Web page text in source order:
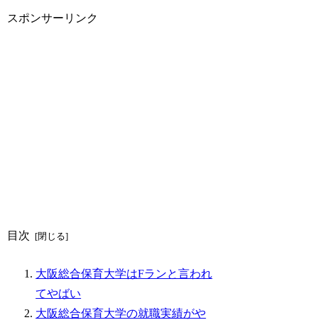
スポンサーリンク
目次
大阪総合保育大学はFランと言われ
てやばい
大阪総合保育大学の就職実績がや